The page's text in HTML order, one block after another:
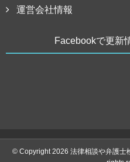
運営会社情報
Facebookで更新
© Copyright 2026 法律相談や弁護士